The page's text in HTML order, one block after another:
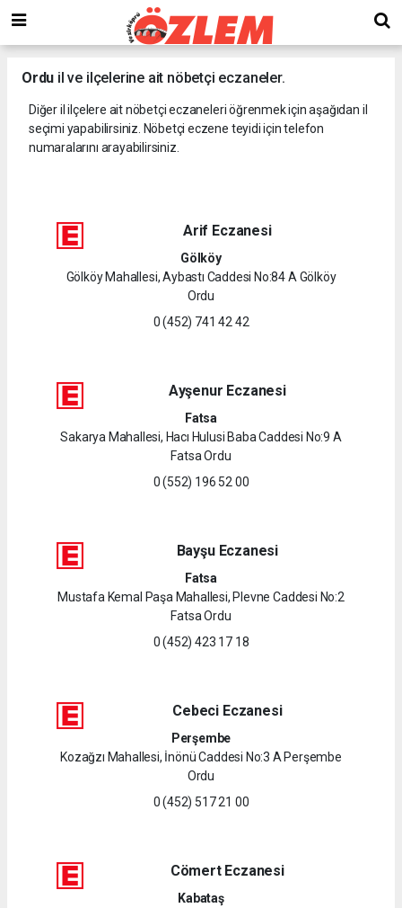
Ordu il ve ilçelerine ait nöbetçi eczaneler.
Diğer il ilçelere ait nöbetçi eczaneleri öğrenmek için aşağıdan il
seçimi yapabilirsiniz. Nöbetçi eczene teyidi için telefon
numaralarını arayabilirsiniz.
Arif Eczanesi
Gölköy
Gölköy Mahallesi, Aybastı Caddesi No:84 A Gölköy
Ordu
0 (452) 741 42 42
Ayşenur Eczanesi
Fatsa
Sakarya Mahallesi, Hacı Hulusi Baba Caddesi No:9 A
Fatsa Ordu
0 (552) 196 52 00
Bayşu Eczanesi
Fatsa
Mustafa Kemal Paşa Mahallesi, Plevne Caddesi No:2
Fatsa Ordu
0 (452) 423 17 18
Cebeci Eczanesi
Perşembe
Kozağzı Mahallesi, İnönü Caddesi No:3 A Perşembe
Ordu
0 (452) 517 21 00
Cömert Eczanesi
Kabataş